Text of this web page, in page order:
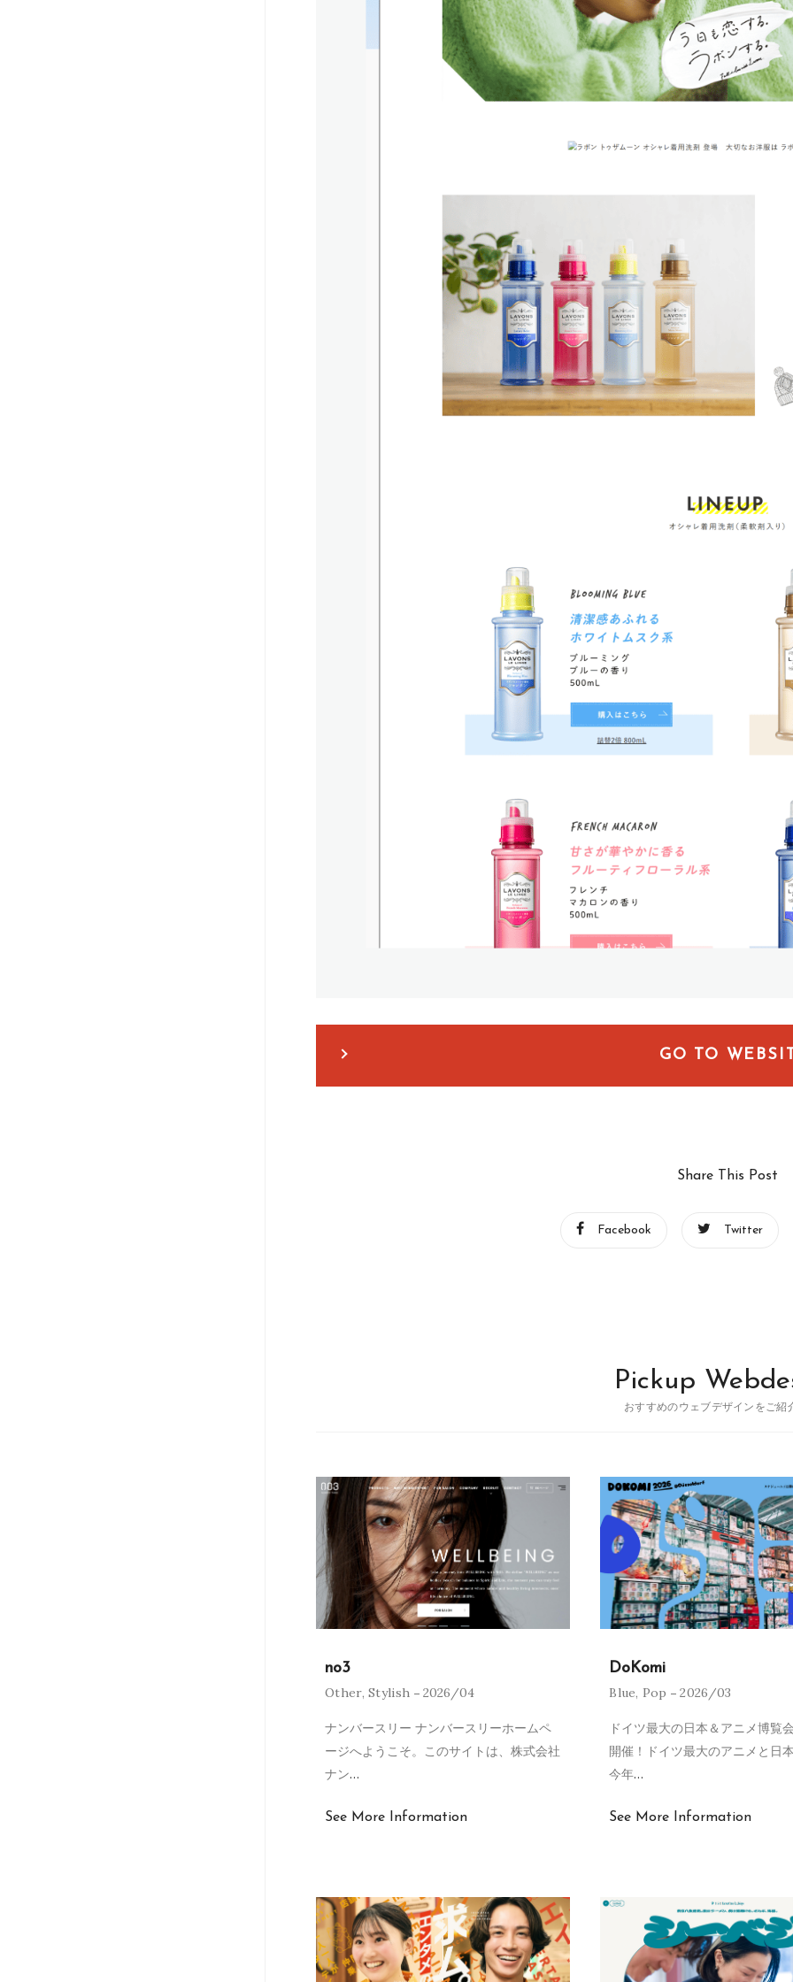
GO TO
Share This Post
Facebook Twitter
Pickup
おすすめのウェブデザインをご紹
no3
Other,Stylish 2026/04
ナンバースリー ナンバースリーホームペ
ージへようこそ。このサイトは、株式会社
ナン…
See More Information
DoKomi
Blue, Pop 2026/03
ドイツ最大の日本＆アニメ博覧
開催！ドイツ最大のアニメと日
今年…
See More Information